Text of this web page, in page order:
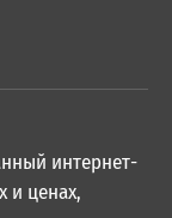
интернет-
и ценах,